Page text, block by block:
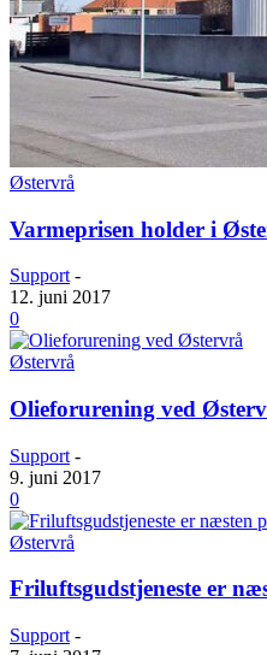
Østervrå
Varmeprisen holder i
Support -
12. juni 2017
0
Østervrå
Olieforurening ved
Support -
9. juni 2017
0
Østervrå
Friluftsgudstjeneste er
Support -